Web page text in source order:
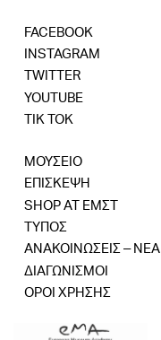
FACEBOOK
INSTAGRAM
TWITTER
YOUTUBE
TIK TOK
ΜΟΥΣΕΙΟ
ΕΠΙΣΚΕΨΗ
SHOP AT ΕΜΣΤ
ΤΥΠΟΣ
ΑΝΑΚΟΙΝΩΣΕΙΣ – ΝΕΑ
ΔΙΑΓΩΝΙΣΜΟΙ
ΟΡΟΙ ΧΡΗΣΗΣ